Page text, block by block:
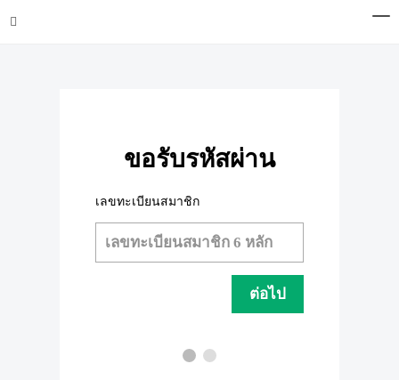
ขอรับรหัสผ่าน
เลขทะเบียนสมาชิก
ต่อไป